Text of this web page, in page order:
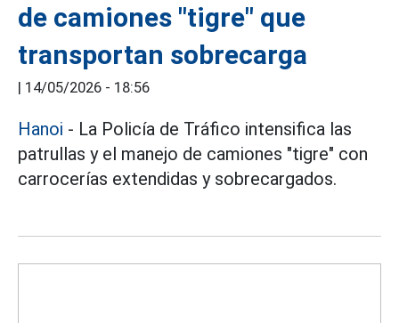
de camiones "tigre" que
transportan sobrecarga
| 14/05/2026 - 18:56
Hanoi - La Policía de Tráfico intensifica las
patrullas y el manejo de camiones "tigre" con
carrocerías extendidas y sobrecargados.